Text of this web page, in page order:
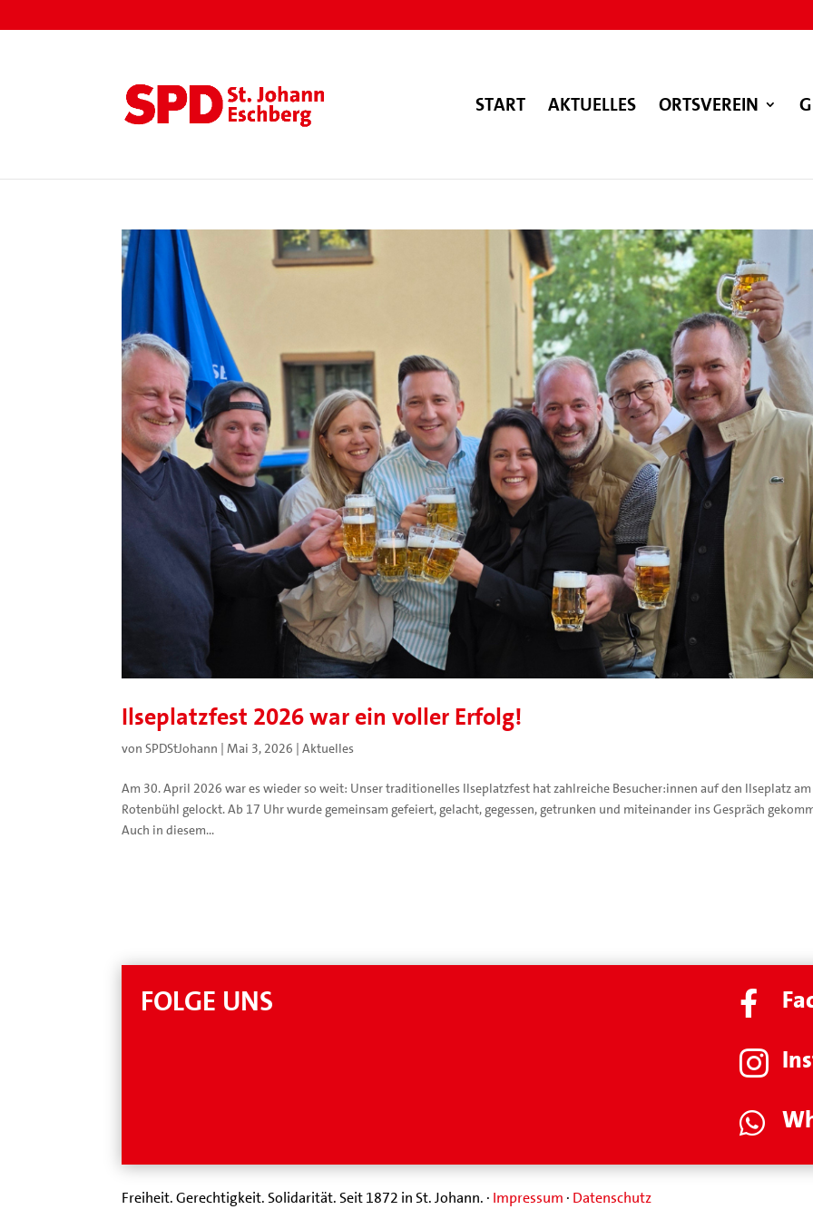
START AKTUELLES ORTSVEREIN
Ilseplatzfest 2026 war ein voller Erfolg!
vonSPDStJohann |Mai 3, 2026 |Aktuelles
Am 30. April 2026 war es wieder so weit: Unser traditionelles Ilseplatzfest hat zahlreiche Besucher:innen auf den Ilseplatz am
Rotenbühl gelockt. Ab 17 Uhr wurde gemeinsam gefeiert, gelacht, gegessen, getrunken und miteinander ins Gespräch
Auch in diesem...
FOLGE UNS 


Freiheit. Gerechtigkeit. Solidarität. Seit 1872 in St. Johann. · Impressum · Datenschutz